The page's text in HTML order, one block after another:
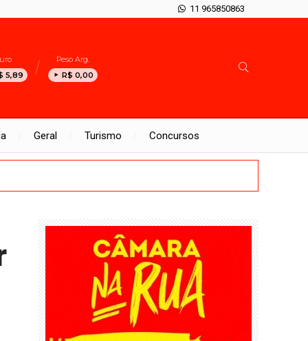
11 965850863
5,89
Peso Arg.
R$ 0,00
Geral Turismo Concursos